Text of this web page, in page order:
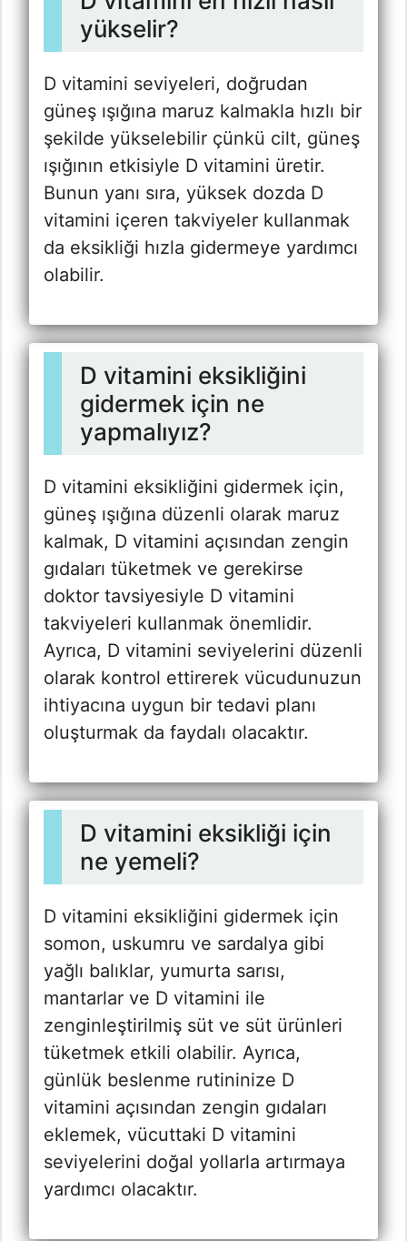
yükselir?
D vitamini seviyeleri, doğrudan
güneş ışığına maruz kalmakla hızlı bir
şekilde yükselebilir çünkü cilt, güneş
ışığının etkisiyle D vitamini üretir.
Bunun yanı sıra, yüksek dozda D
vitamini içeren takviyeler kullanmak
da eksikliği hızla gidermeye yardımcı
olabilir.
D vitamini eksikliğini
gidermek için ne
yapmalıyız?
D vitamini eksikliğini gidermek için,
güneş ışığına düzenli olarak maruz
kalmak, D vitamini açısından zengin
gıdaları tüketmek ve gerekirse
doktor tavsiyesiyle D vitamini
takviyeleri kullanmak önemlidir.
Ayrıca, D vitamini seviyelerini düzenli
olarak kontrol ettirerek vücudunuzun
ihtiyacına uygun bir tedavi planı
oluşturmak da faydalı olacaktır.
D vitamini eksikliği için
ne yemeli?
D vitamini eksikliğini gidermek için
somon, uskumru ve sardalya gibi
yağlı balıklar, yumurta sarısı,
mantarlar ve D vitamini ile
zenginleştirilmiş süt ve süt ürünleri
tüketmek etkili olabilir. Ayrıca,
günlük beslenme rutininize D
vitamini açısından zengin gıdaları
eklemek, vücuttaki D vitamini
seviyelerini doğal yollarla artırmaya
yardımcı olacaktır.